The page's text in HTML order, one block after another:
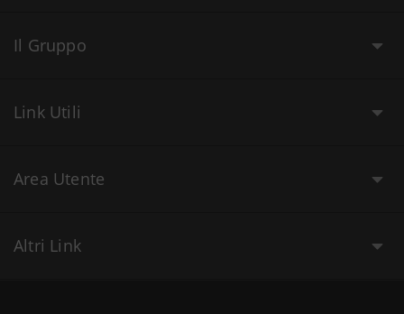
Il Gruppo
Link Utili
Area Utente
Altri Link